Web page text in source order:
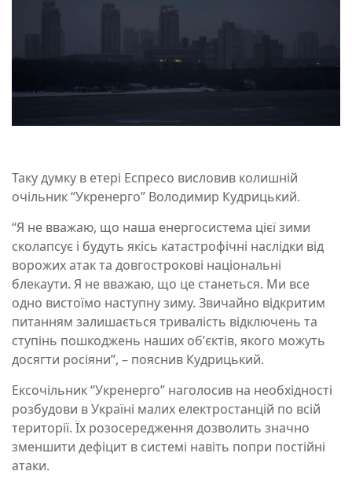
Таку думку в етері Еспресо висловив колишній
очільник “Укренерго” Володимир Кудрицький.
“Я не вважаю, що наша енергосистема цієї зими
сколапсує і будуть якісь катастрофічні наслідки від
ворожих атак та довгострокові національні
блекаути. Я не вважаю, що це станеться. Ми все
одно вистоїмо наступну зиму. Звичайно відкритим
питанням залишається тривалість відключень та
ступінь пошкоджень наших обʼєктів, якого можуть
досягти росіяни”, – пояснив Кудрицький.
Ексочільник “Укренерго” наголосив на необхідності
розбудови в Україні малих електростанцій по всій
території. Їх розосередження дозволить значно
зменшити дефіцит в системі навіть попри постійні
атаки.